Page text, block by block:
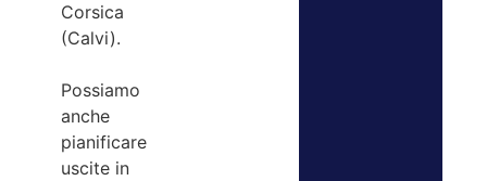
Corsica
(Calvi).
Possiamo
anche
pianificare
uscite in